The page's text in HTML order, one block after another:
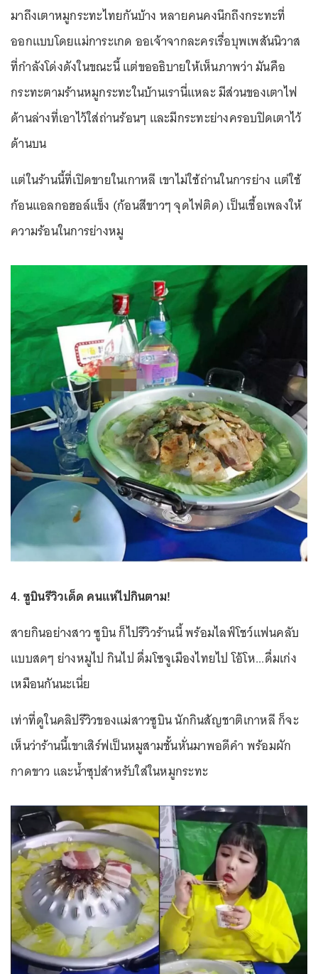
มาถึงเตาหมูกระทะไทยกันบ้าง หลายคนคงนึกถึงกระทะที่
ออกแบบโดยแม่การะเกด ออเจ้าจากละครเรื่อบุพเพสันนิวาส
ที่กำลังโด่งดังในขณะนี้ แต่ขออธิบายให้เห็นภาพว่า มันคือ
กระทะตามร้านหมูกระทะในบ้านเรานี่แหละ มีส่วนของเตาไฟ
ด้านล่างที่เอาไว้ใส่ถ่านร้อนๆ และมีกระทะย่างครอบปิดเตาไว้
ด้านบน
แต่ในร้านนี้ที่เปิดขายในเกาหลี เขาไม่ใช้ถ่านในการย่าง แต่ใช้
ก้อนแอลกอฮอล์แข็ง (ก้อนสีขาวๆ จุดไฟติด) เป็นเชื้อเพลงให้
ความร้อนในการย่างหมู
4. ซูบินรีวิวเด็ด คนแห่ไปกินตาม!
สายกินอย่างสาว ซูบิน ก็ไปรีวิวร้านนี้ พร้อมไลฟ์โชว์แฟนคลับ
แบบสดๆ ย่างหมูไป กินไป ดื่มโซจูเมืองไทยไป โอ้โห...ดื่มเก่ง
เหมือนกันนะเนี่ย
เท่าที่ดูในคลิปรีวิวของแม่สาวซูบิน นักกินสัญชาติเกาหลี ก็จะ
เห็นว่าร้านนี้เขาเสิร์ฟเป็นหมูสามชั้นหั่นมาพอดีคำ พร้อมผัก
กาดขาว และน้ำซุปสำหรับใส่ในหมูกระทะ